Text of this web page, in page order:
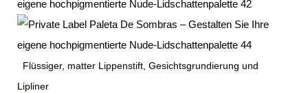
Flüssiger, matter Lippenstift, Gesichtsgrundierung und
Lipliner